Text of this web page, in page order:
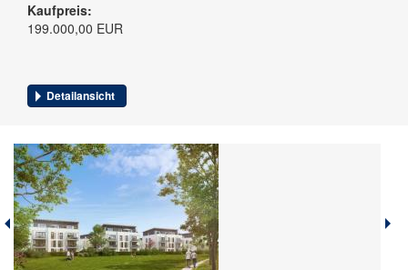
Kaufpreis:
199.000,00 EUR
Detailansicht